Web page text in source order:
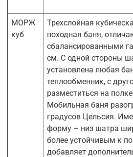
МОРЖ
куб
Трехслойная
походная баня,
сбалансированными
см. С одной стороны
установлена любая
теплообменник, с
разместиться на
Мобильная баня
градусов Цельсия.
форму – низ шатра
более устойчивым к
добавляет